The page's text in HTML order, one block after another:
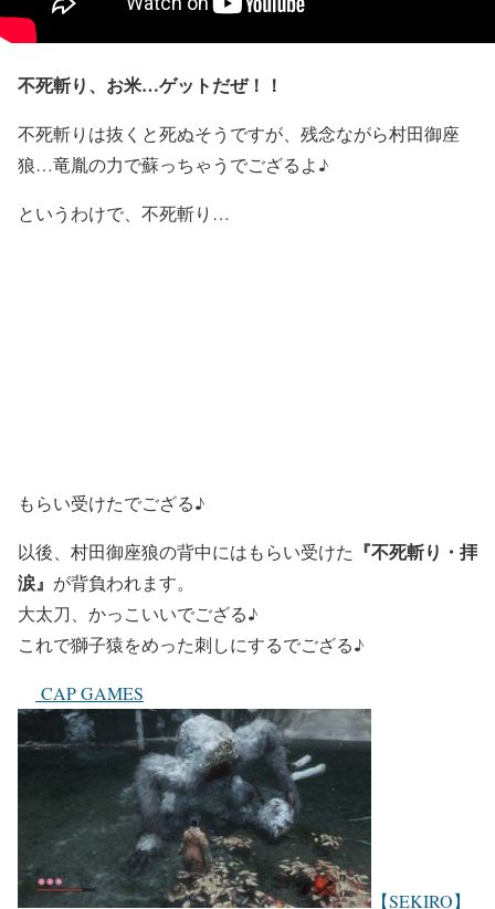
不死斬り、お米…ゲットだぜ！！
不死斬りは抜くと死ぬそうですが、残念ながら村田御座
狼…竜胤の力で蘇っちゃうでござるよ♪
というわけで、不死斬り…
もらい受けたでござる♪
以後、村田御座狼の背中にはもらい受けた 『不死斬り・拝
涙』 が背負われます。
大太刀、かっこいいでござる♪
これで獅子猿をめった刺しにするでござる♪
CAP GAMES
【SEKIRO】